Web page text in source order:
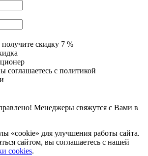
скидку 7 %
соглашаетесь с политикой
Менеджеры свяжутся с Вами в
«cookie» для улучшения работы сайта.
сайтом, вы соглашаетесь с нашей
cookies.